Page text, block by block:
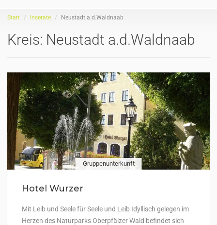
Start Inserate Neustadt a.d.Waldnaab
Kreis: Neustadt a.d.Waldnaab
Gruppenunterkunft
Hotel Wurzer
Mit Leib und Seele für Seele und Leib Idyllisch gelegen im
Herzen des Naturparks Oberpfälzer Wald befindet sich